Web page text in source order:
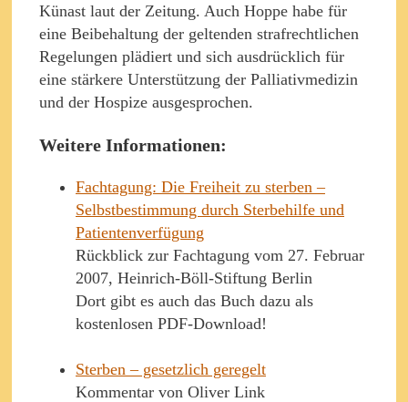
Künast laut der Zeitung. Auch Hoppe habe für
eine Beibehaltung der geltenden strafrechtlichen
Regelungen plädiert und sich ausdrücklich für
eine stärkere Unterstützung der Palliativmedizin
und der Hospize ausgesprochen.
Weitere Informationen:
Fachtagung: Die Freiheit zu sterben –
Selbstbestimmung durch Sterbehilfe und
Patientenverfügung
Rückblick zur Fachtagung vom 27. Februar
2007, Heinrich-Böll-Stiftung Berlin
Dort gibt es auch das Buch dazu als
kostenlosen PDF-Download!
Sterben – gesetzlich geregelt
Kommentar von Oliver Link